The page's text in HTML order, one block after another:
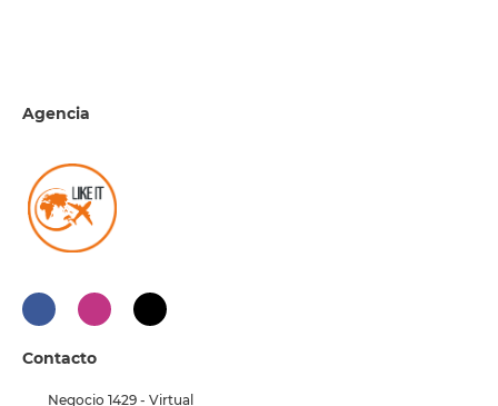
Agencia
Contacto
Negocio 1429 - Virtual